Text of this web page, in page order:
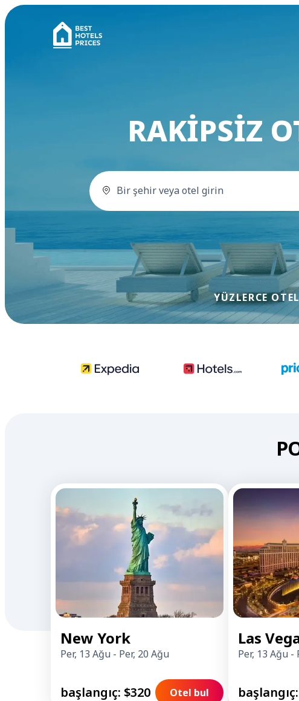
RAKIPSIZ
YÜZLERCE
New York
Per, 13 Ağu - Per, 20 Ağu
başlangıç: $320 Otel bul
Las
Per, 13 Ağu -